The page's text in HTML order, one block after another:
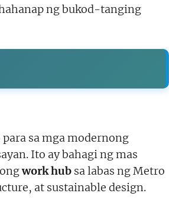
ng bukod-tanging
sa mga modernong
Ito ay bahagi ng mas
work hub sa labas ng Metro
at sustainable design.